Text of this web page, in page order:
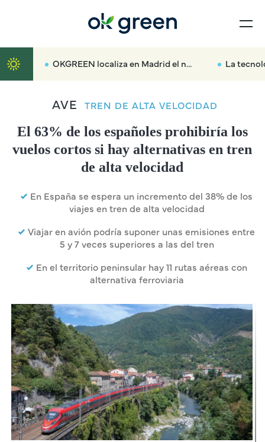
OKGREEN localiza en Madrid el nuevo radar que multará hasta con 3.000 euros a los coches más contaminantes La tecnología de OPUS RSE
AVE TREN DE ALTA VELOCIDAD
El 63% de los españoles prohibiría los
vuelos cortos si hay alternativas en tren
de alta velocidad
En España se espera un incremento del 38% de los
viajes en tren de alta velocidad
Viajar en avión podría suponer unas emisiones entre
5 y 7 veces superiores a las del tren
En el territorio peninsular hay 11 rutas aéreas con
alternativa ferroviaria